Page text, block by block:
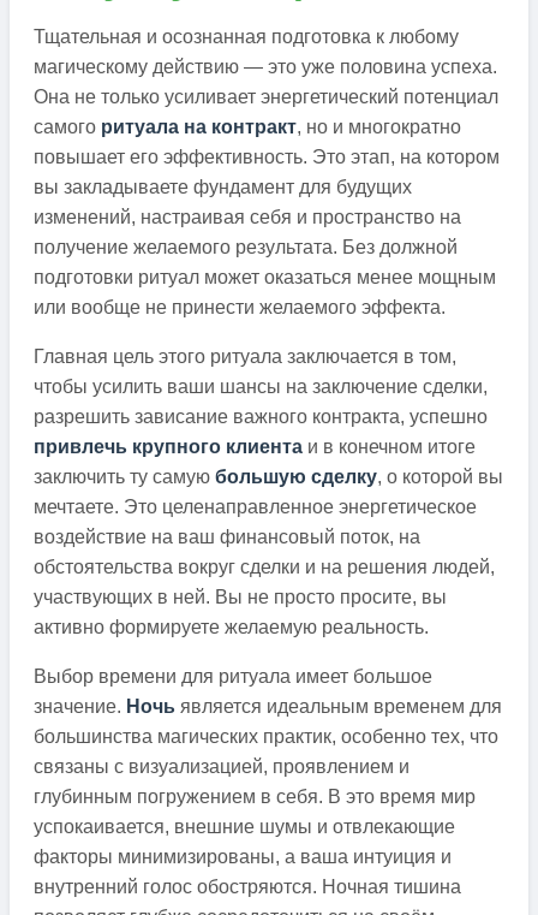
Тщательная и осознанная подготовка к любому
магическому действию — это уже половина успеха.
Она не только усиливает энергетический потенциал
самого ритуала на контракт, но и многократно
повышает его эффективность. Это этап, на котором
вы закладываете фундамент для будущих
изменений, настраивая себя и пространство на
получение желаемого результата. Без должной
подготовки ритуал может оказаться менее мощным
или вообще не принести желаемого эффекта.
Главная цель этого ритуала заключается в том,
чтобы усилить ваши шансы на заключение сделки,
разрешить зависание важного контракта, успешно
привлечь крупного клиента и в конечном итоге
заключить ту самую большую сделку, о которой вы
мечтаете. Это целенаправленное энергетическое
воздействие на ваш финансовый поток, на
обстоятельства вокруг сделки и на решения людей,
участвующих в ней. Вы не просто просите, вы
активно формируете желаемую реальность.
Выбор времени для ритуала имеет большое
значение. Ночь является идеальным временем для
большинства магических практик, особенно тех, что
связаны с визуализацией, проявлением и
глубинным погружением в себя. В это время мир
успокаивается, внешние шумы и отвлекающие
факторы минимизированы, а ваша интуиция и
внутренний голос обостряются. Ночная тишина